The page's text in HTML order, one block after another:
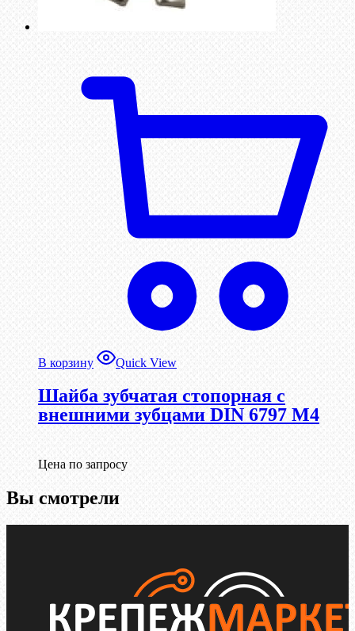
В корзину Quick View
Шайба зубчатая стопорная с
внешними зубцами DIN 6797 М4
Цена по запросу
Вы смотрели